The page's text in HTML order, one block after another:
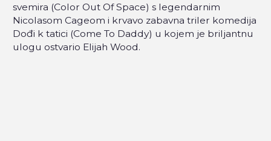
svemira (Color Out Of Space) s legendarnim
Nicolasom Cageom i krvavo zabavna triler komedija
Dođi k tatici (Come To Daddy) u kojem je briljantnu
ulogu ostvario Elijah Wood.